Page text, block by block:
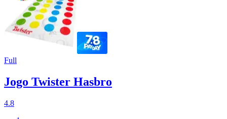
Full
Jogo Twister Hasbro
4.8